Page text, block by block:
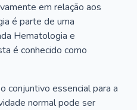
em relação aos
é parte de uma
Hematologia e
é conhecido como
conjuntivo essencial para a
normal pode ser